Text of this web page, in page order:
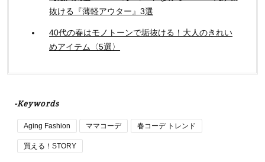
抜ける『薄軽アウター』3選
40代の春はモノトーンで垢抜ける！大人のきれい
めアイテム〈5選〉
-Keywords
Aging Fashion ママコーデ 春コーデ トレンド
買える！STORY